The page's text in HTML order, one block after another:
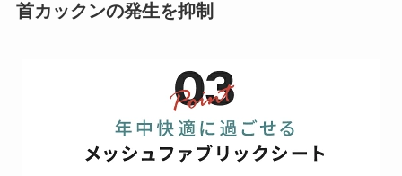
首カックンの発生を抑制